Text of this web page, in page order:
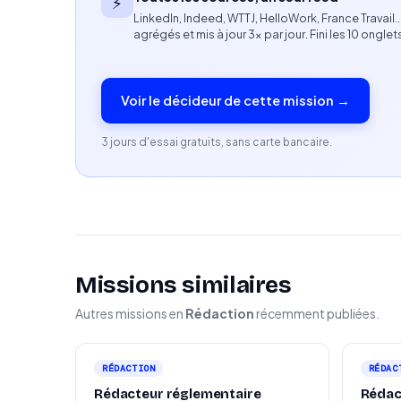
Expérience en localisation UI/UX,
Connaissance des bonnes pratiques de
Maîtrise des outils de TAO (CAT Tools),
Capacité à travailler de manière autonome
Rigueur, sens du détail et respect des
Expérience sur des projets de logiciels,
Expérience auprès d’entreprises
Diplôme en traduction, linguistique ou
LinkedIn, Indeed, WTTJ, HelloWork, France Travail…
agrégés et mis à jour 3× par jour. Fini les 10
Voir le décideur de cette mission →
3 jours d'essai gratuits, sans carte bancaire.
Missions similaires
Autres missions en Rédaction récemment publiées.
RÉDACTION
Rédacteur réglementaire